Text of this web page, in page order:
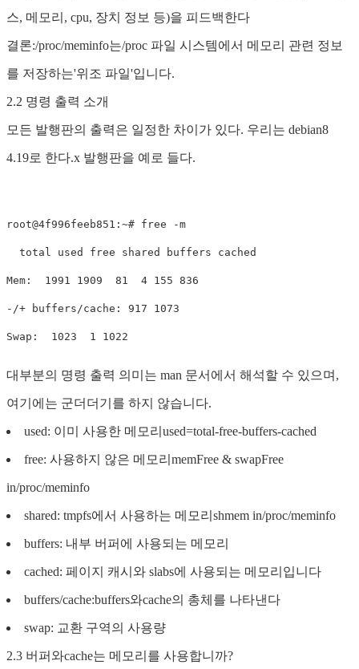
스, 메모리, cpu, 장치 정보 등)을 피드백한다
결론:/proc/meminfo는/proc 파일 시스템에서 메모리 관련 정보
를 저장하는'위조 파일'입니다.
2.2 명령 출력 소개
모든 발행판의 출력은 일정한 차이가 있다. 우리는 debian8
4.19로 한다.x 발행판을 예로 들다.
root@4f996feeb851:~# free -m
  total used free shared buffers cached
Mem:  1991 1909  81  4 155 836
-/+ buffers/cache: 917 1073
Swap:  1023  1 1022
대부분의 명령 출력 의미는 man 문서에서 해석할 수 있으며,
여기에는 군더더기를 하지 않습니다.
used: 이미 사용한 메모리used=total-free-buffers-cached
free: 사용하지 않은 메모리memFree & swapFree
in/proc/meminfo
shared: tmpfs에서 사용하는 메모리shmem in/proc/meminfo
buffers: 내부 버퍼에 사용되는 메모리
cached: 페이지 캐시와 slabs에 사용되는 메모리입니다
buffers/cache:buffers와cache의 총체를 나타낸다
swap: 교환 구역의 사용량
2.3 버퍼와cache는 메모리를 사용합니까?